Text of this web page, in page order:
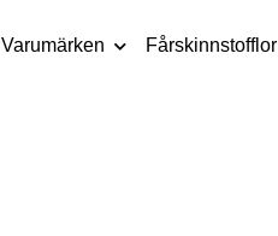
Varumärken Fårskinnstofflor